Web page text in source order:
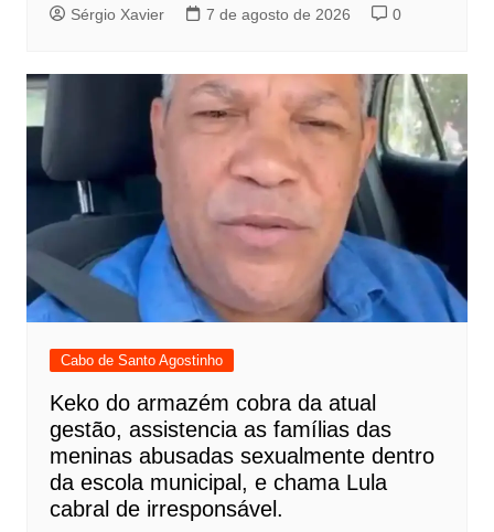
Sérgio Xavier 7 de agosto de 2026 0
Cabo de Santo Agostinho
Keko do armazém cobra da atual
gestão, assistencia as famílias das
meninas abusadas sexualmente dentro
da escola municipal, e chama Lula
cabral de irresponsável.